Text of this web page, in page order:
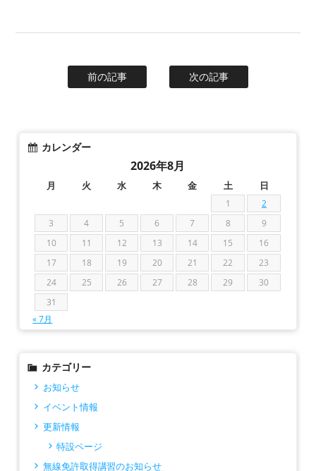
前の記事 次の記事
カレンダー
2026年8月
月 火 水 木 金 土 日
1
2
3
4 5 6 7 8
9
10
11 12 13 14 15
16
17
18 19 20 21 22
23
24
25 26 27 28 29
30
31
« 7月
カテゴリー
お知らせ
イベント情報
更新情報
特設ページ
無線免許取得講習のお知らせ